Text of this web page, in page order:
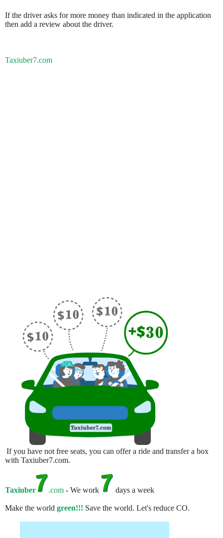
If the driver asks for more money than indicated in the application
then add a review about the driver.
Taxiuber7.com
If you have not free seats, you can offer a ride and transfer a box
with Taxiuber7.com.
Taxiuber .com - We work days a week
Make the world green!!! Save the world. Let's reduce CO.